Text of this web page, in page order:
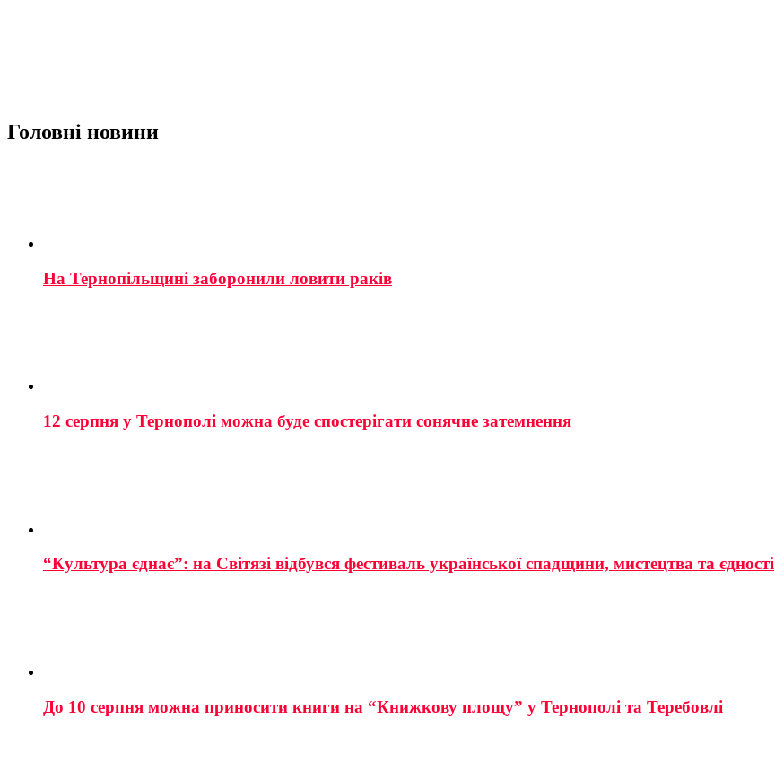
Головні новини
На Тернопільщині заборонили ловити раків
12 серпня у Тернополі можна буде спостерігати сонячне затемнення
“Культура єднає”: на Світязі відбувся фестиваль української спадщини, мистецтва та єдності
До 10 серпня можна приносити книги на “Книжкову площу” у Тернополі та Теребовлі